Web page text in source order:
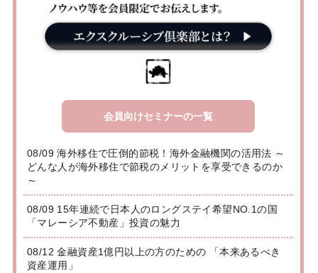
会員向けセミナーの一覧
08/09 海外移住で圧倒的節税！海外金融機関の活用法 ～
どんな人が海外移住で節税のメリットを享受できるのか
～
08/09 15年連続で日本人のロングステイ希望NO.1の国
「マレーシア不動産」投資の魅力
08/12 金融資産1億円以上の方のための 「本来あるべき
資産運用」